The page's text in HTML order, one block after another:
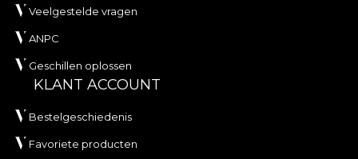
Veelgestelde vragen
ANPC
Geschillen oplossen
KLANT ACCOUNT
Bestelgeschiedenis
Favoriete producten